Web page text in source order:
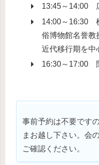
13:45～14:00
14:00～16:30
俗博物館名誉
近代移行期を中
16:30～17:00
事前予約は不要です
まお越し下さい。会
ご確認ください。